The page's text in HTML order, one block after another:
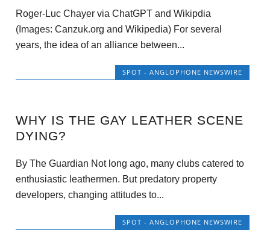
Roger-Luc Chayer via ChatGPT and Wikipdia
(Images: Canzuk.org and Wikipedia) For several
years, the idea of an alliance between...
SPOT - ANGLOPHONE NEWSWIRE
WHY IS THE GAY LEATHER SCENE
DYING?
By The Guardian Not long ago, many clubs catered to
enthusiastic leathermen. But predatory property
developers, changing attitudes to...
SPOT - ANGLOPHONE NEWSWIRE